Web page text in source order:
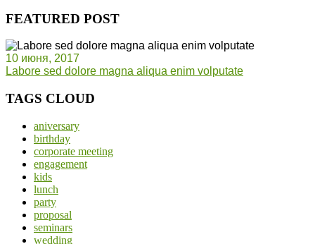
FEATURED POST
10 июня, 2017
Labore sed dolore magna aliqua enim volputate
TAGS CLOUD
aniversary
birthday
corporate meeting
engagement
kids
lunch
party
proposal
seminars
wedding